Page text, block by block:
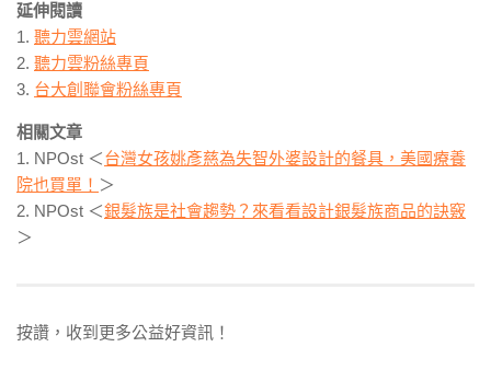
延伸閱讀
1. 聽力雲網站
2. 聽力雲粉絲專頁
3. 台大創聯會粉絲專頁
相關文章
1. NPOst ＜台灣女孩姚彥慈為失智外婆設計的餐具，美國療養
院也買單！ ＞
2. NPOst ＜銀髮族是社會趨勢？來看看設計銀髮族商品的訣竅
＞
按讚，收到更多公益好資訊！